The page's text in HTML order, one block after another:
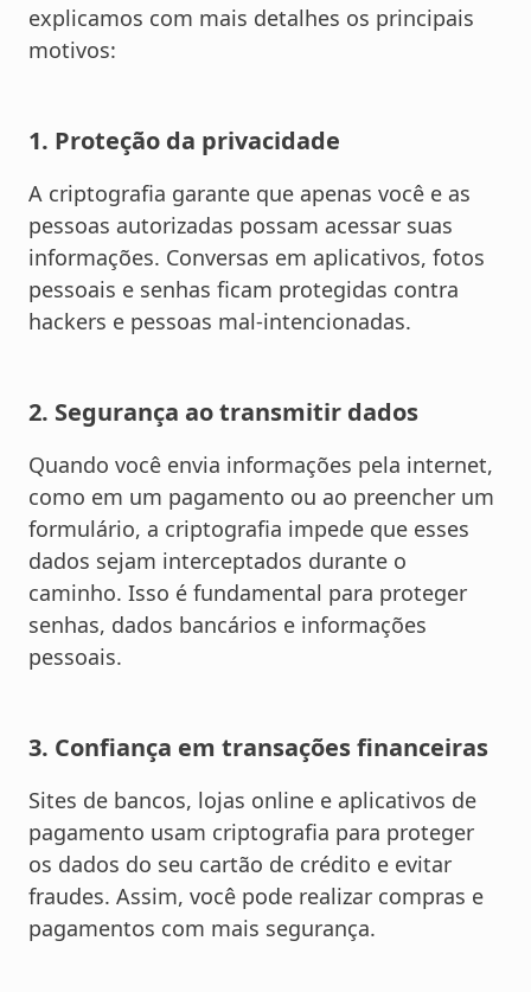
explicamos com mais detalhes os principais
motivos:
1. Proteção da privacidade
A criptografia garante que apenas você e as
pessoas autorizadas possam acessar suas
informações. Conversas em aplicativos, fotos
pessoais e senhas ficam protegidas contra
hackers e pessoas mal-intencionadas.
2. Segurança ao transmitir dados
Quando você envia informações pela internet,
como em um pagamento ou ao preencher um
formulário, a criptografia impede que esses
dados sejam interceptados durante o
caminho. Isso é fundamental para proteger
senhas, dados bancários e informações
pessoais.
3. Confiança em transações financeiras
Sites de bancos, lojas online e aplicativos de
pagamento usam criptografia para proteger
os dados do seu cartão de crédito e evitar
fraudes. Assim, você pode realizar compras e
pagamentos com mais segurança.